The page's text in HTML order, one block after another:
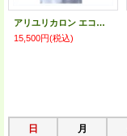
アリユリカロン エコパック 1100粒
15,500円(税込)
日 月